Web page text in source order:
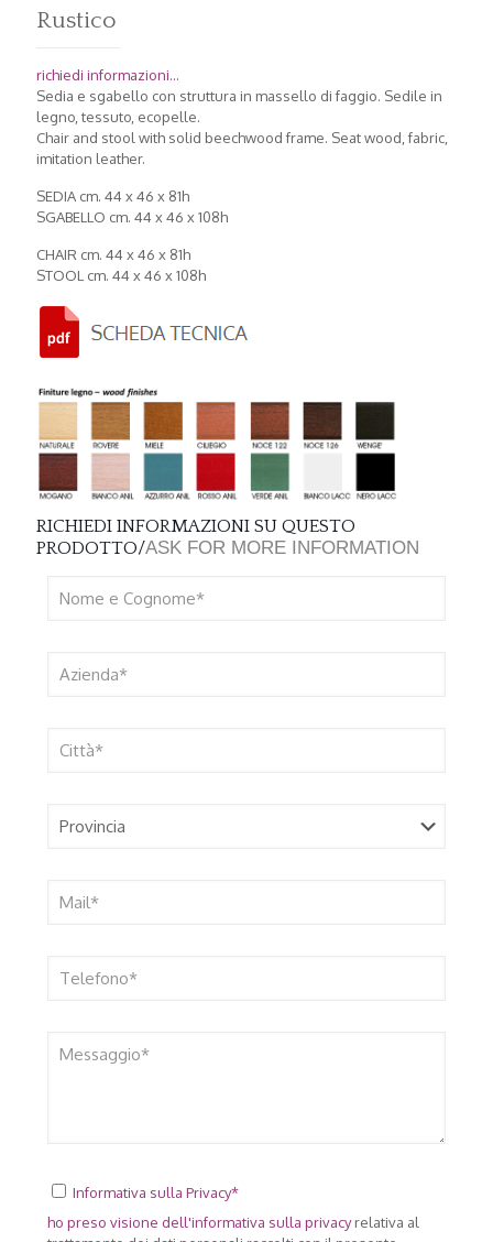
Rustico
richiedi informazioni...
Sedia e sgabello con struttura in massello di faggio. Sedile in
legno, tessuto, ecopelle.
Chair and stool with solid beechwood frame. Seat wood, fabric,
imitation leather.
SEDIA cm. 44 x 46 x 81h
SGABELLO cm. 44 x 46 x 108h
CHAIR cm. 44 x 46 x 81h
STOOL cm. 44 x 46 x 108h
RICHIEDI INFORMAZIONI SU QUESTO
PRODOTTO/ASK FOR MORE INFORMATION
Informativa sulla Privacy*
ho preso visione dell'informativa sulla privacyrelativa al